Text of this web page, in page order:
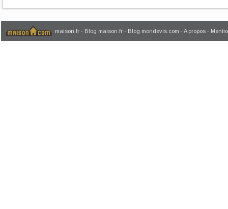
maison.fr - Blog maison.fr - Blog mondevis.com - A propos -